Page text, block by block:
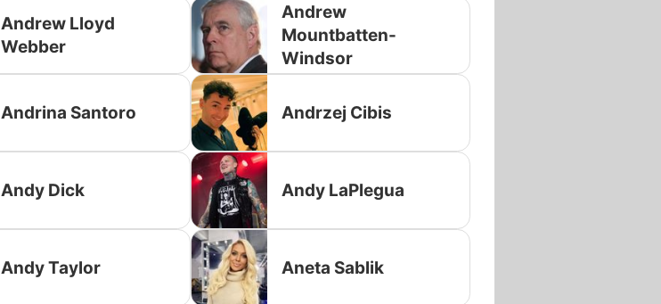
Andrew Lloyd
Webber
Andrew
Mountbatten-
Windsor
Andrina Santoro Andrzej Cibis
Andy Dick Andy LaPlegua
Andy Taylor Aneta Sablik